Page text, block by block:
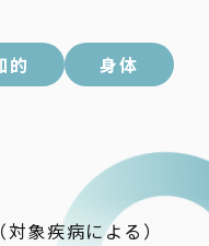
的
身体
象疾病による）